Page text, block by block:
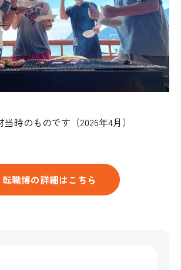
時のものです（2026年4月）
転職博の詳細はこちら